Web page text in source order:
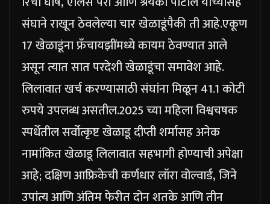
संघाने राखून ठेवलेल्या चार खेळाडूंपैकी ती आहे.एकूण
17 खेळाडूंना फ्रँचायझींमध्ये कायम ठेवण्यात आले
असून त्यात सात परदेशी खेळाडूंचा समावेश आहे.
लिलावात खर्च करण्यासाठी संघांना मिळून 41.1 कोटी
रुपये उपलब्ध असतील.2025 च्या महिला विश्वचषक
स्पर्धेतील सर्वोत्कृष्ट खेळाडू दीप्ती शर्मासह अनेक
नामांकित खेळाडू लिलावात सहभागी होण्याची अपेक्षा
आहे; दक्षिण आफ्रिकेची कर्णधार लॉरा वोल्वार्ड, जिने
उपांत्य आणि अंतिम फेरीत दोन शतके आणि तीन